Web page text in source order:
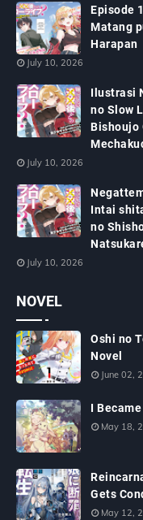
Episode
Matang
Harapan
July 10, 2026
Ilustrasi
no Slow
Bishoujo
July 10, 2026
Intai
no
July 10, 2026
NOVEL
Oshi no
Novel
June 02,
I
May 18,
Gets
May 12,